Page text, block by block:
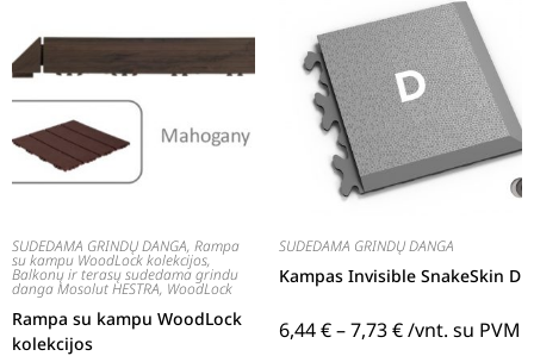
SUDEDAMA GRINDŲ DANGA, Rampa
su kampu WoodLock kolekcijos,
Balkonų ir terasų sudedama grindu
danga Mosolut HESTRA, WoodLock
Rampa su kampu WoodLock
kolekcijos
SUDEDAMA GRINDŲ DANGA
Kampas Invisible SnakeSkin D
6,44€–7,73€/vnt. su PVM